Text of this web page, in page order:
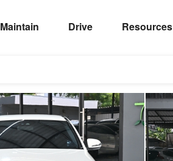
Maintain Drive Resources